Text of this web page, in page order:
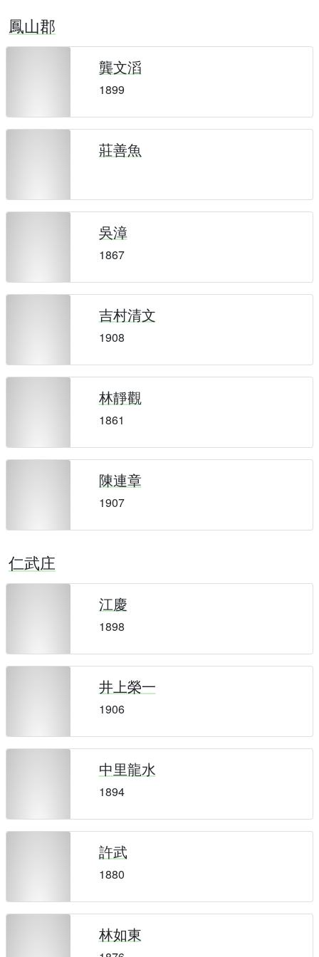
鳳山郡
龔文滔
1899
莊善魚
吳漳
1867
吉村清文
1908
林靜觀
1861
陳連章
1907
仁武庄
江慶
1898
井上榮一
1906
中里龍水
1894
許武
1880
林如東